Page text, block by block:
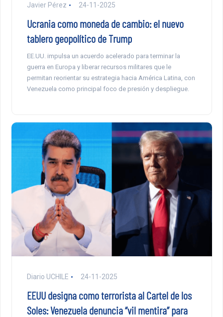
Javier Pérez 24-11-2025
Ucrania como moneda de cambio: el nuevo
tablero geopolítico de Trump
EE.UU. impulsa un acuerdo acelerado para terminar la
guerra en Europa y liberar recursos militares que le
permitan reorientar su estrategia hacia América Latina, con
Venezuela como principal foco de presión y despliegue.
Diario UCHILE 24-11-2025
EEUU designa como terrorista al Cartel de los
Soles: Venezuela denuncia “vil mentira” para